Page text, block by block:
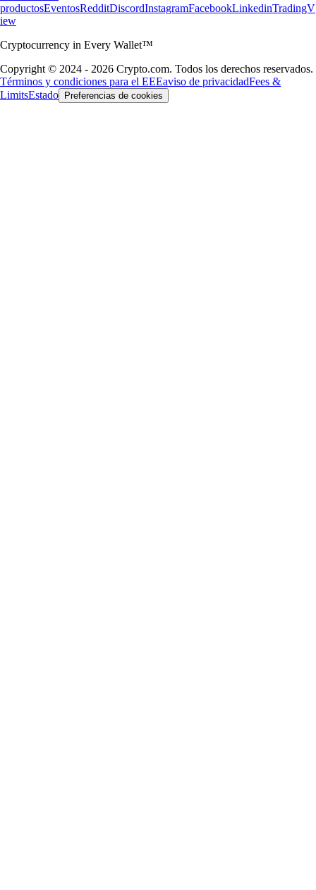
productosEventosRedditDiscordInstagramFacebookLinkedinTradingV
iew
Cryptocurrency in Every Wallet™
Copyright © 2024 - 2026 Crypto.com. Todos los derechos reservados.
Términos y condiciones para el EEEaviso de privacidadFees &
LimitsEstado Preferencias de cookies